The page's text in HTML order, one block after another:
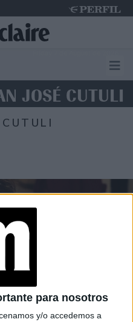
para nosotros
y/o accedemos a
JOSÉ CUTULI